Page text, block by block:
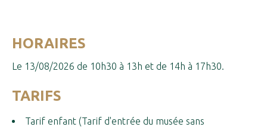
HORAIRES
Le 13/08/2026 de 10h30 à 13h et de 14h à 17h30.
TARIFS
Tarif enfant (Tarif d'entrée du musée sans